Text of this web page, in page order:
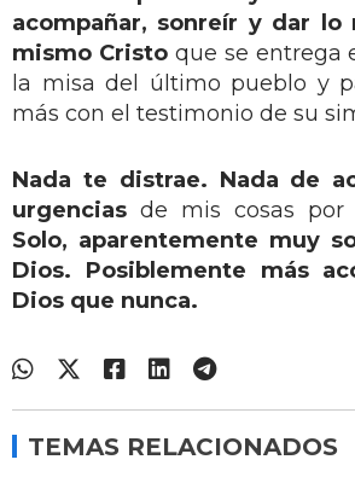
acompañar, sonreír y dar lo
mismo Cristoque se entrega
la misa del último pueblo y
más con el testimonio de su
Nada te distrae. Nada de
urgencias de mis cosas por
Solo, aparentemente muy
Dios. Posiblemente más
Dios que nunca.
TEMAS RELACIONADOS